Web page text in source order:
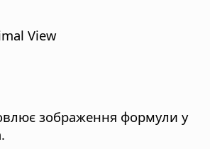
View
зображення формули у